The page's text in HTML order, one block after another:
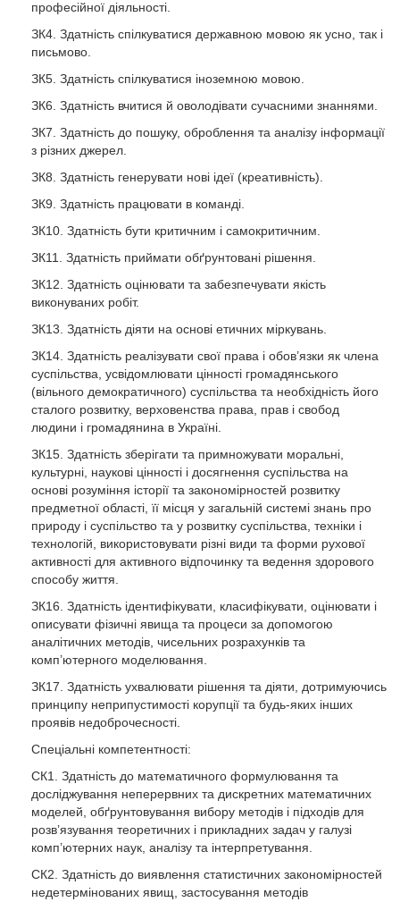
професійної діяльності.
ЗК4. Здатність спілкуватися державною мовою як усно, так і
письмово.
ЗК5. Здатність спілкуватися іноземною мовою.
ЗК6. Здатність вчитися й оволодівати сучасними знаннями.
ЗК7. Здатність до пошуку, оброблення та аналізу інформації
з різних джерел.
ЗК8. Здатність генерувати нові ідеї (креативність).
ЗК9. Здатність працювати в команді.
ЗК10. Здатність бути критичним і самокритичним.
ЗК11. Здатність приймати обґрунтовані рішення.
ЗК12. Здатність оцінювати та забезпечувати якість
виконуваних робіт.
ЗК13. Здатність діяти на основі етичних міркувань.
ЗК14. Здатність реалізувати свої права і обов’язки як члена
суспільства, усвідомлювати цінності громадянського
(вільного демократичного) суспільства та необхідність його
сталого розвитку, верховенства права, прав і свобод
людини і громадянина в Україні.
ЗК15. Здатність зберігати та примножувати моральні,
культурні, наукові цінності і досягнення суспільства на
основі розуміння історії та закономірностей розвитку
предметної області, її місця у загальній системі знань про
природу і суспільство та у розвитку суспільства, техніки і
технологій, використовувати різні види та форми рухової
активності для активного відпочинку та ведення здорового
способу життя.
ЗК16. Здатність ідентифікувати, класифікувати, оцінювати і
описувати фізичні явища та процеси за допомогою
аналітичних методів, чисельних розрахунків та
комп’ютерного моделювання.
ЗК17. Здатність ухвалювати рішення та діяти, дотримуючись
принципу неприпустимості корупції та будь-яких інших
проявів недоброчесності.
Спеціальні компетентності:
СК1. Здатність до математичного формулювання та
досліджування неперервних та дискретних математичних
моделей, обґрунтовування вибору методів і підходів для
розв’язування теоретичних і прикладних задач у галузі
комп’ютерних наук, аналізу та інтерпретування.
СК2. Здатність до виявлення статистичних закономірностей
недетермінованих явищ, застосування методів